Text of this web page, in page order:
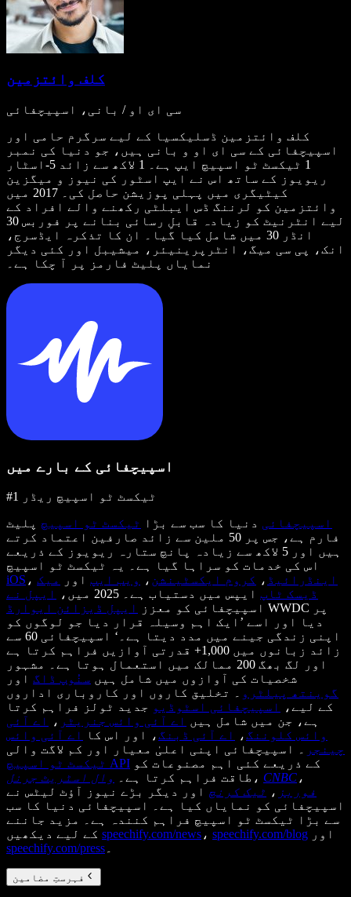
کلف وائتزمین
سی ای او / بانی، اسپیچفائی
کلف وائتزمین ڈسلیکسیا کے لیے سرگرم حامی اور
اسپیچفائی کے سی ای او و بانی ہیں، جو دنیا کی نمبر
1 ٹیکسٹ ٹو اسپیچ ایپ ہے۔ 1 لاکھ سے زائد 5-اسٹار
ریویوز کے ساتھ اس نے ایپ اسٹور کی نیوز و میگزین
کیٹیگری میں پہلی پوزیشن حاصل کی۔ 2017 میں
وائتزمین کو لرننگ ڈس ایبلٹی رکھنے والے افراد کے
لیے انٹرنیٹ کو زیادہ قابلِ رسائی بنانے پر فوربس 30
انڈر 30 میں شامل کیا گیا۔ ان کا تذکرہ ایڈسرج،
انک، پی سی میگ، انٹرپرینیئر، میشیبل اور کئی دیگر
نمایاں پلیٹ فارمز پر آ چکا ہے۔
اسپیچفائی کے بارے میں
#1 ٹیکسٹ ٹو اسپیچ ریڈر
اسپیچفائی دنیا کا سب سے بڑا ٹیکسٹ ٹو اسپیچ پلیٹ
فارم ہے، جس پر 50 ملین سے زائد صارفین اعتماد کرتے
ہیں اور 5 لاکھ سے زیادہ پانچ ستارہ ریویوز کے ذریعے
اس کی خدمات کو سراہا گیا ہے۔ یہ ٹیکسٹ ٹو اسپیچ
iOS ، اینڈرائیڈ ، کروم ایکسٹینشن ، ویب ایپ اور
میک
ڈیسک ٹاپ ایپس میں دستیاب ہے۔ 2025 میں،
ایپل نے
اسپیچفائی کو معزز
ایپل ڈیزائن ایوارڈ
WWDC پر
دیا اور اسے ’ایک اہم وسیلہ قرار دیا جو لوگوں کو
اپنی زندگی جینے میں مدد دیتا ہے۔‘ اسپیچفائی 60 سے
زائد زبانوں میں 1,000+ قدرتی آوازیں فراہم کرتا ہے
اور لگ بھگ 200 ممالک میں استعمال ہوتا ہے۔ مشہور
شخصیات کی آوازوں میں شامل ہیں سنُوپ ڈاگ اور
گوینتھ پیلٹرو ۔ تخلیق کاروں اور کاروباری اداروں
کے لیے،
اسپیچفائی اسٹوڈیو جدید ٹولز فراہم کرتا
ہے، جن میں شامل ہیں اے آئی وائس جنریٹر ،
اے آئی
وائس کلوننگ، اے آئی ڈبنگ، اور اس کا
اے آئی وائس
چینجر ۔ اسپیچفائی اپنی اعلیٰ معیار اور کم لاگت والی
ٹیکسٹ ٹو اسپیچ API
طاقت فراہم کرتا ہے۔ وال اسٹریٹ جرنل ، CNBC ،
فوربز ، ٹیک کرنچ اور دیگر بڑے نیوز آؤٹ لیٹس نے
اسپیچفائی کو نمایاں کیا ہے۔ اسپیچفائی دنیا کا سب
سے بڑا ٹیکسٹ ٹو اسپیچ فراہم کنندہ ہے۔ مزید جاننے
speechify.com/news ، speechify.com/blog اور
speechify.com/press۔
فہرستِ مضامین